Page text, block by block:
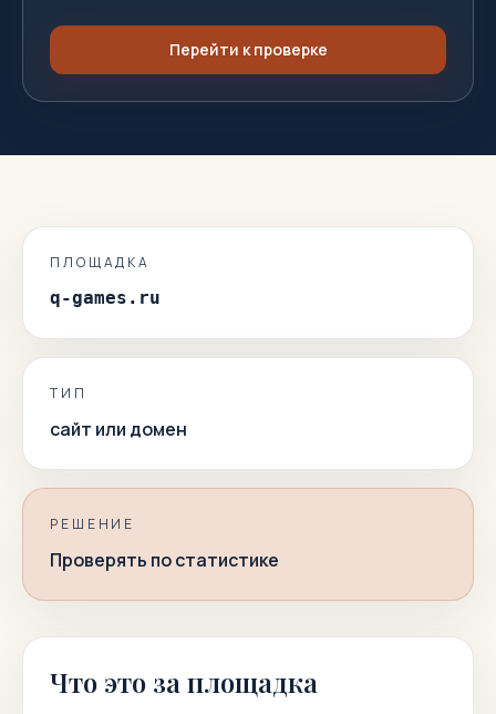
Перейти к проверке
ПЛОЩАДКА
q-games.ru
ТИП
сайт или домен
РЕШЕНИЕ
Проверять по статистике
Что это за площадка